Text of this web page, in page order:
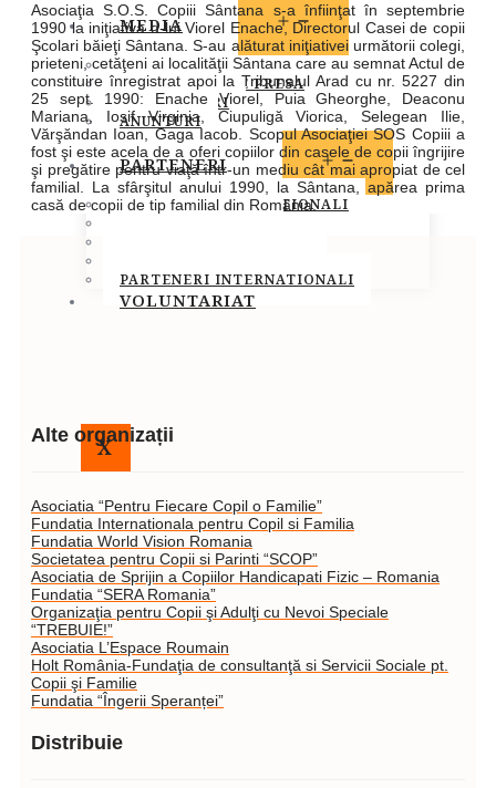
MEDIA
OPEN
MENU
STIRI
COMUNICATE DE PRESA
INFO MEMBRI
ANUNTURI
PARTENERI
OPEN
MENU
PARTENERI INSTITUTIONALI
PARTENERI INTERNATIONALI
VOLUNTARIAT
X
Asociaţia S.O.S. Copiii Sântana s-a înfiinţat în septembrie
1990 la iniţiativa d-lui Viorel Enache, Directorul Casei de copii
Şcolari băieţi Sântana. S-au alăturat iniţiativei următorii colegi,
prieteni, cetăţeni ai localităţii Sântana care au semnat Actul de
constituire înregistrat apoi la Tribunalul Arad cu nr. 5227 din
25 sept. 1990: Enache Viorel, Puia Gheorghe, Deaconu
Mariana, Iosif Virginia, Ciupuligă Viorica, Selegean Ilie,
Vărşăndan Ioan, Gaga Iacob. Scopul Asociaţiei SOS Copiii a
fost şi este acela de a oferi copiilor din casele de copii îngrijire
şi pregătire pentru viaţă într-un mediu cât mai apropiat de cel
familial. La sfârşitul anului 1990, la Sântana, apărea prima
casă de copii de tip familial din România.
Alte organizații
Asociatia “Pentru Fiecare Copil o Familie”
Fundatia Internationala pentru Copil si Familia
Fundatia World Vision Romania
Societatea pentru Copii si Parinti “SCOP”
Asociatia de Sprijin a Copiilor Handicapati Fizic – Romania
Fundatia “SERA Romania”
Organizaţia pentru Copii şi Adulţi cu Nevoi Speciale
“TREBUIE!”
Asociatia L’Espace Roumain
Holt România-Fundaţia de consultanţă si Servicii Sociale pt.
Copii şi Familie
Fundatia “Îngerii Speranței”
Distribuie